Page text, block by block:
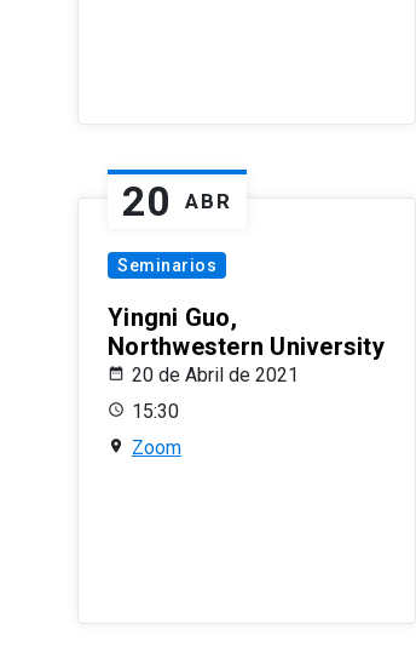
20 ABR
Seminarios
Yingni Guo,
Northwestern University
20 de Abril de 2021
15:30
Zoom